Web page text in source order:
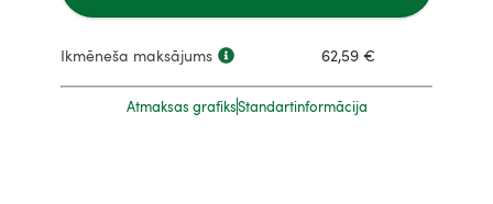
Ikmēneša maksājums 62,59 €
Atmaksas grafiksStandartinformācija